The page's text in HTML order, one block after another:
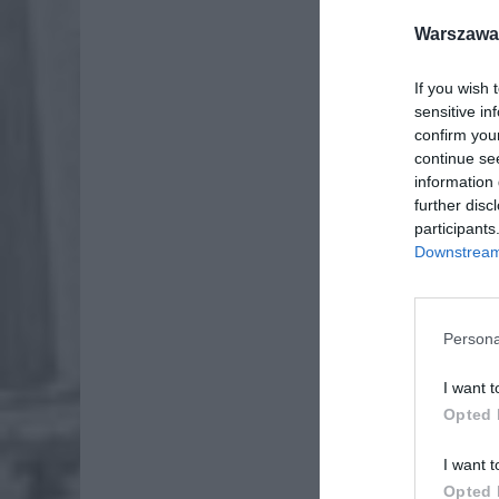
If you wish
sensitive
confirm
continue
information
further
I want
Opted
I want
Opted